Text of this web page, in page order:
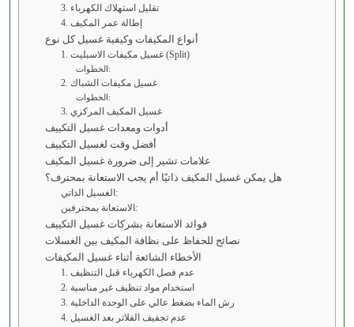
3. تقليل استهلاك الكهرباء
4. إطالة عمر المكيف
أنواع المكيفات وكيفية غسيل كل نوع
1. غسيل مكيفات الاسبليت (Split)
الخطوات:
2. غسيل مكيفات الشباك
الخطوات:
3. غسيل المكيف المركزي
أدوات ومعدات غسيل التكييف
أفضل وقت لغسيل التكييف
علامات تشير إلى ضرورة غسيل المكيف
هل يمكن غسيل المكيف ذاتيًا أم يجب الاستعانة بمحترف؟
الغسيل الذاتي:
الاستعانة بمحترفين:
فوائد الاستعانة بشركات غسيل التكييف
نصائح للحفاظ على نظافة المكيف بين الغسلات
الأخطاء الشائعة أثناء غسيل المكيفات
1. عدم فصل الكهرباء قبل التنظيف
2. استخدام مواد تنظيف غير مناسبة
3. رش الماء بضغط عالي على الوحدة الداخلية
4. عدم تجفيف الفلاتر بعد الغسيل